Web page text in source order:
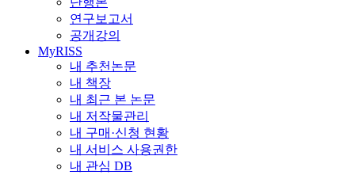
연구보고서
공개강의
MyRISS
내 추천논문
내 책장
내 최근 본 논문
내 저작물관리
내 구매·신청 현황
내 서비스 사용권한
내 관심 DB